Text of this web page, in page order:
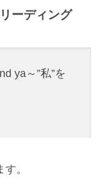
ーディング
ya～”私”を
。